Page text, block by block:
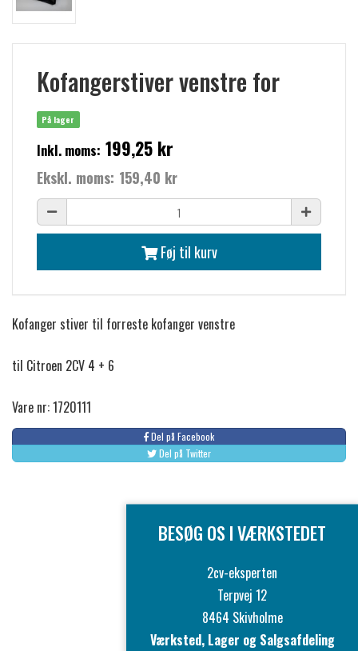
Kofangerstiver venstre for
På lager
Inkl. moms: 199,25 kr
Ekskl. moms: 159,40 kr
Føj til kurv
Kofanger stiver til forreste kofanger venstre
til Citroen 2CV 4 + 6
Vare nr: 1720111
Del på Facebook
Del på Twitter
BESØG OS I VÆRKSTEDET
2cv-eksperten
Terpvej 12
8464 Skivholme
Værksted, Lager og Salgsafdeling